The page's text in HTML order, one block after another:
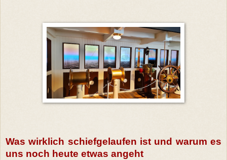
Was wirklich schiefgelaufen ist und warum es
uns noch heute etwas angeht